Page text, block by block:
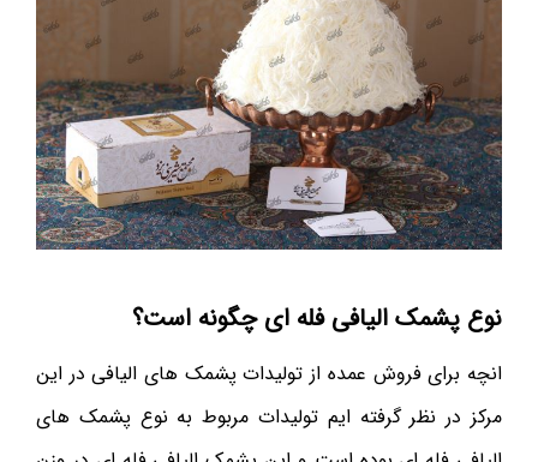
نوع پشمک الیافی فله ای چگونه است؟
انچه برای فروش عمده از تولیدات پشمک های الیافی در این
مرکز در نظر گرفته ایم تولیدات مربوط به نوع پشمک های